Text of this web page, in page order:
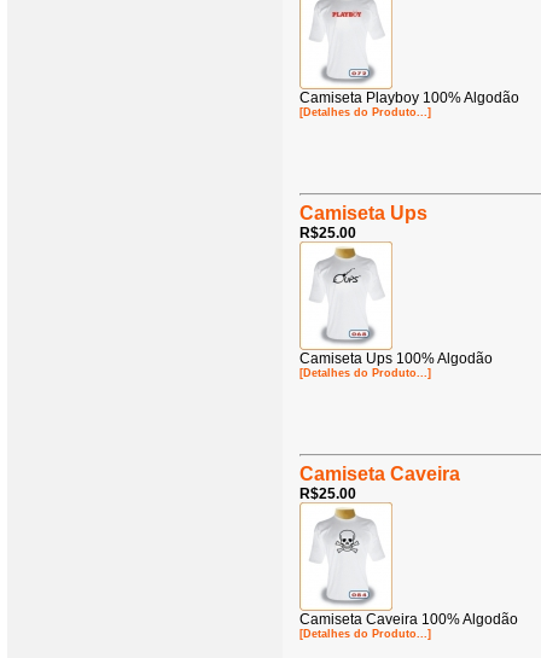
Camiseta Playboy 100% Algodão
[Detalhes do Produto...]
Camiseta Ups
R$25.00
Camiseta Ups 100% Algodão
[Detalhes do Produto...]
Camiseta Caveira
R$25.00
Camiseta Caveira 100% Algodão
[Detalhes do Produto...]